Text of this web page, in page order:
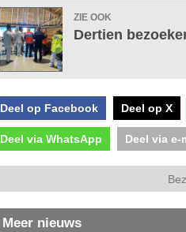
ZIE OOK
Dertien
Deel op Facebook Deel op X
Deel via WhatsApp Deel via e-
Meer nieuws